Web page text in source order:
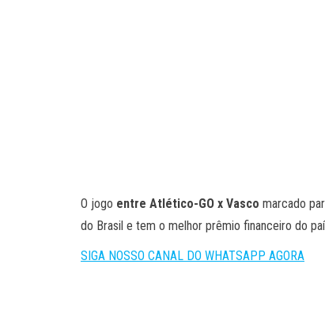
O jogo entre Atlético-GO x Vasco marcado
do Brasil e tem o melhor prêmio financeiro do
SIGA NOSSO CANAL DO WHATSAPP AGORA